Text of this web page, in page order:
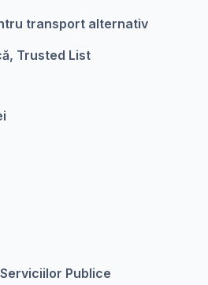
transport alternativ
Trusted List
Publice